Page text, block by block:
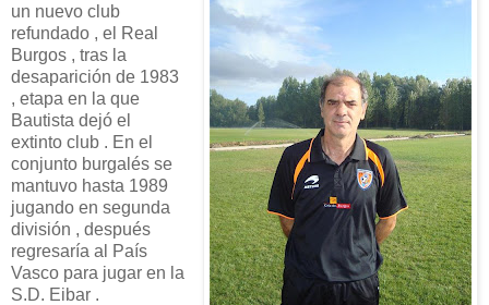
un nuevo club
refundado , el Real
Burgos , tras la
desaparición de 1983
, etapa en la que
Bautista dejó el
extinto club . En el
conjunto burgalés se
mantuvo hasta 1989
jugando en segunda
división , después
regresaría al País
Vasco para jugar en la
S.D. Eibar .